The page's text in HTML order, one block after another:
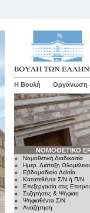
Η Βουλή Οργάνωση
ΝΟΜΟΘΕΤΙΚΟ
Νομοθετική Διαδικασία
Ημερ. Διάταξη
Εβδομαδιαίο Δελτίο
Κατατεθέντα Σ/Ν ή Π/Ν
Επεξεργασία στις
Συζητήσεις & Ψήφιση
Ψηφισθέντα Σ/Ν
Αναζήτηση